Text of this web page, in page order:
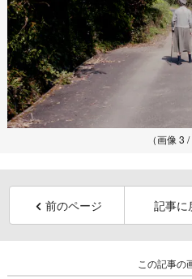
（画像 3 /
前のページ 記事に
この記事の